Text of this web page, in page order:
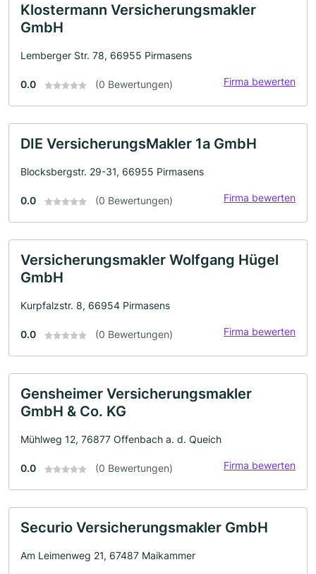
Klostermann Versicherungsmakler
GmbH
Lemberger Str. 78, 66955 Pirmasens
0.0 (0 Bewertungen) Firma bewerten
DIE VersicherungsMakler 1a GmbH
Blocksbergstr. 29-31, 66955 Pirmasens
0.0 (0 Bewertungen) Firma bewerten
Versicherungsmakler Wolfgang Hügel
GmbH
Kurpfalzstr. 8, 66954 Pirmasens
0.0 (0 Bewertungen) Firma bewerten
Gensheimer Versicherungsmakler
GmbH & Co. KG
Mühlweg 12, 76877 Offenbach a. d. Queich
0.0 (0 Bewertungen) Firma bewerten
Securio Versicherungsmakler GmbH
Am Leimenweg 21, 67487 Maikammer